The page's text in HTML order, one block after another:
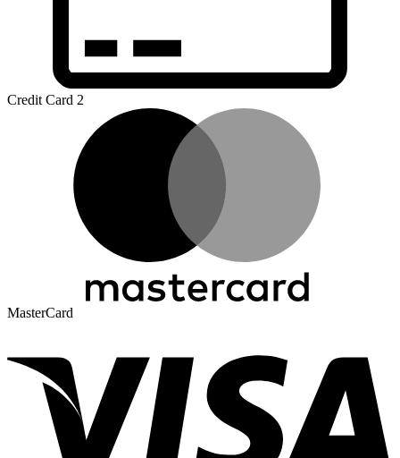
Credit Card 2
MasterCard